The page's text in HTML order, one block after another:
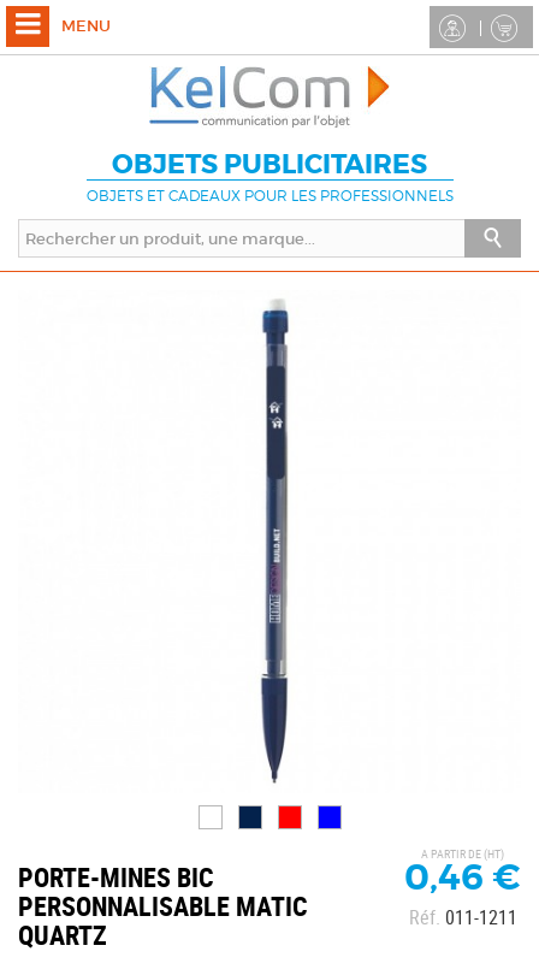
OBJETS PUBLICITAIRES
OBJETS ET CADEAUX POUR LES PROFESSIONNELS
MENU
PORTE-MINES BIC
PERSONNALISABLE MATIC
QUARTZ
A PARTIR DE (HT)
0,46 €
Réf. 011-1211